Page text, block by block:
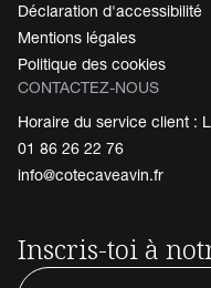
Déclaration d'accessibilité
Mentions légales
Politique des cookies
CONTACTEZ-NOUS
Horaire du service client :
01 86 26 22 76
info@cotecaveavin.fr
Inscris-toi à